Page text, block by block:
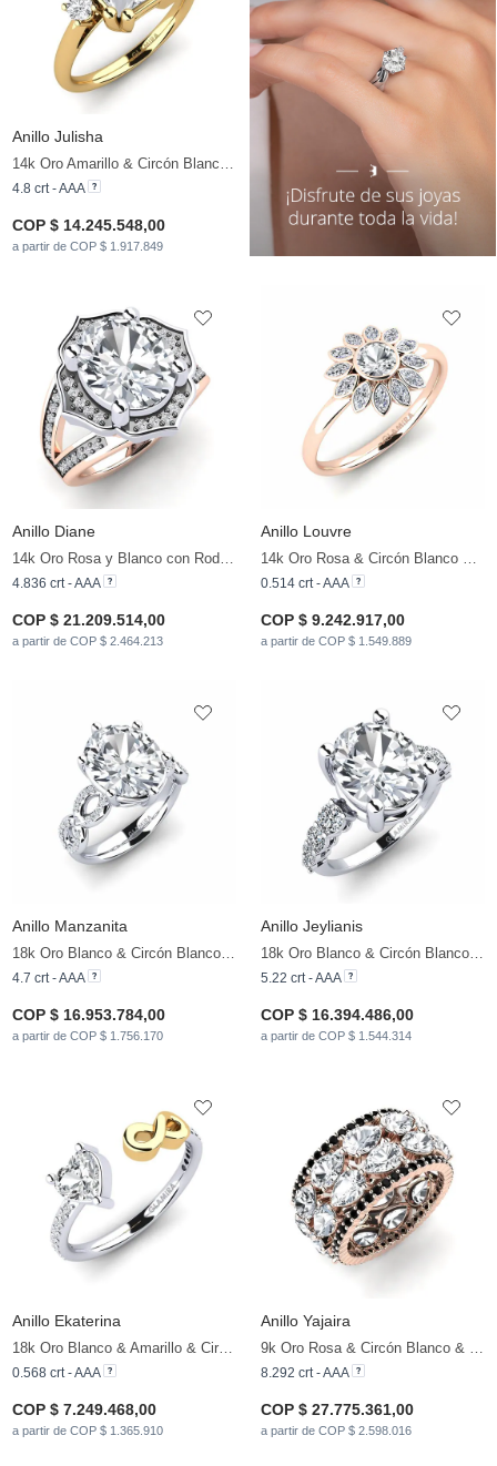
Anillo Julisha
14k Oro Amarillo & Circón Blanco & Zafiro blanco
4.8 crt - AAA
COP $ 14.245.548,00
a partir de COP $ 1.917.849
Anillo Diane
14k Oro Rosa y Blanco con Rodio Negro & Circón Blanco & Diamante
4.836 crt - AAA
COP $ 21.209.514,00
a partir de COP $ 2.464.213
Anillo Louvre
14k Oro Rosa & Circón Blanco & Diamante
0.514 crt - AAA
COP $ 9.242.917,00
a partir de COP $ 1.549.889
Anillo Manzanita
18k Oro Blanco & Circón Blanco & Circonita
4.7 crt - AAA
COP $ 16.953.784,00
a partir de COP $ 1.756.170
Anillo Jeylianis
18k Oro Blanco & Circón Blanco & Circonita
5.22 crt - AAA
COP $ 16.394.486,00
a partir de COP $ 1.544.314
Anillo Ekaterina
18k Oro Blanco & Amarillo & Circón Blanco & Diamante
0.568 crt - AAA
COP $ 7.249.468,00
a partir de COP $ 1.365.910
Anillo Yajaira
9k Oro Rosa & Circón Blanco & Diamante Negro
8.292 crt - AAA
COP $ 27.775.361,00
a partir de COP $ 2.598.016